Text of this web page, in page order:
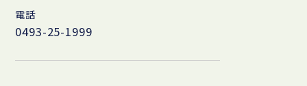
電話
0493-25-1999